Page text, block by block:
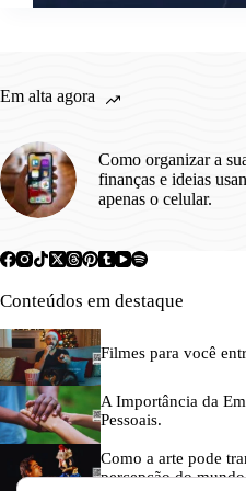
Em alta agora
Como organizar a
finanças e ideias
apenas o celular.
Conteúdos em destaque
Filmes para você
A Importância da
Pessoais.
Como a arte pode
percepção do